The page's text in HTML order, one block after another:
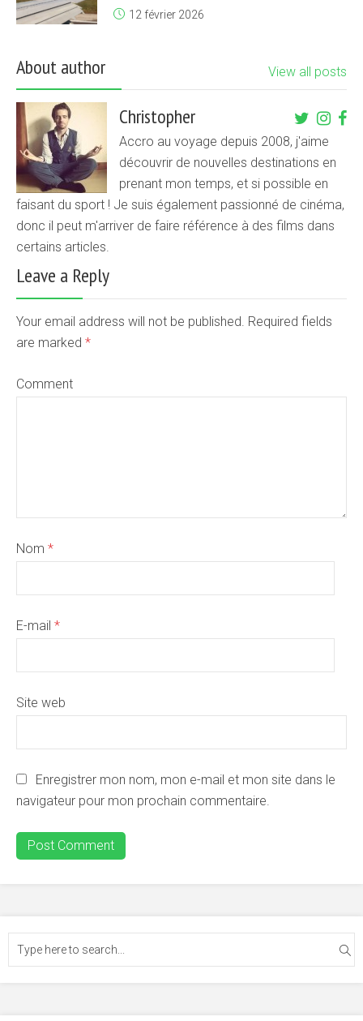
12 février 2026
About author View all posts
Christopher
Accro au voyage depuis 2008, j'aime
découvrir de nouvelles destinations en
prenant mon temps, et si possible en
faisant du sport ! Je suis également passionné de cinéma,
donc il peut m'arriver de faire référence à des films dans
certains articles.
Leave a Reply
Your email address will not be published. Required fields
are marked *
Comment
Nom *
E-mail *
Site web
Enregistrer mon nom, mon e-mail et mon site dans le
navigateur pour mon prochain commentaire.